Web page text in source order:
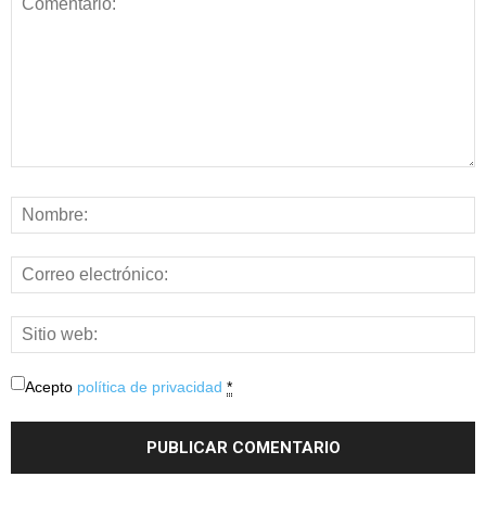
Acepto política de privacidad *